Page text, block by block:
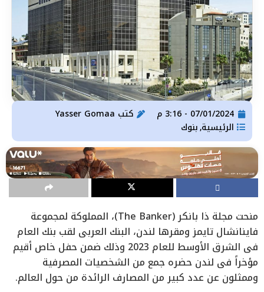
07/01/2024 - 3:16 م كتب
الرئيسية, بنوك
منحت مجلة ذا بانكر (The Banker)، المملوكة لمجموعة
فاينانشال تايمز ومقرها لندن، البنك العربي لقب بنك العام
في الشرق الأوسط للعام 2023 وذلك ضمن حفل خاص أقيم
مؤخراً في لندن حضره جمع من الشخصيات المصرفية
وممثلون عن عدد كبير من المصارف الرائدة من حول العالم.